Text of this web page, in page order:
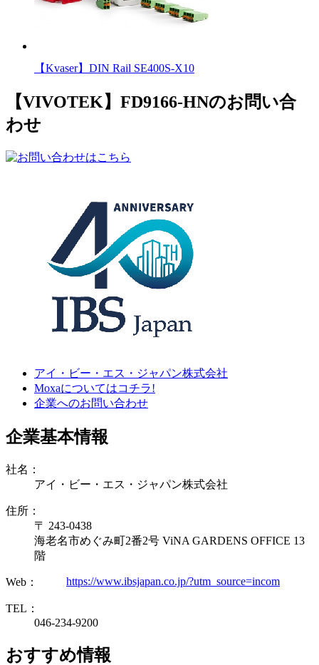
【Kvaser】DIN Rail SE400S-X10
【VIVOTEK】FD9166-HNのお問い合
わせ
アイ・ビー・エス・ジャパン株式会社
Moxaについてはコチラ!
企業へのお問い合わせ
企業基本情報
社名：
アイ・ビー・エス・ジャパン株式会社
住所：
〒 243-0438
海老名市めぐみ町2番2号 ViNA GARDENS OFFICE 13
階
Web： https://www.ibsjapan.co.jp/?utm_source=incom
TEL：
046-234-9200
おすすめ情報